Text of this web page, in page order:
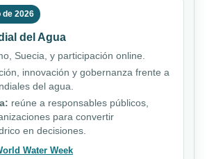
de 2026
del Agua
Suecia, y participación online.
innovación y gobernanza frente a
del agua.
reúne a responsables públicos,
para convertir
en decisiones.
Water Week